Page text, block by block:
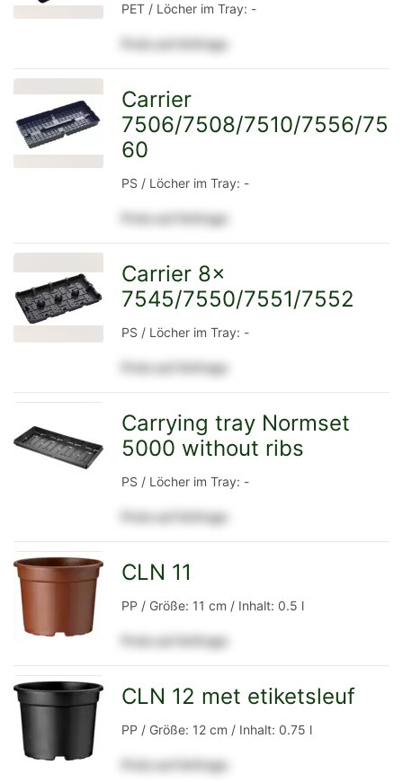
PET / Löcher im Tray: -
Preis auf Anfrage
Detailseite
Carrier
7506/7508/7510/7556/75
60
PS / Löcher im Tray: -
Preis auf Anfrage
Carrier 8x
7545/7550/7551/7552
PS / Löcher im Tray: -
Preis auf Anfrage
zur
Carrying tray Normset
5000 without ribs
PS / Löcher im Tray: -
Preis auf Anfrage
Detailseite
CLN 11
PP / Größe: 11 cm / Inhalt: 0.5 l
Preis auf Anfrage
CLN 12 met etiketsleuf
PP / Größe: 12 cm / Inhalt: 0.75 l
Preis auf Anfrage